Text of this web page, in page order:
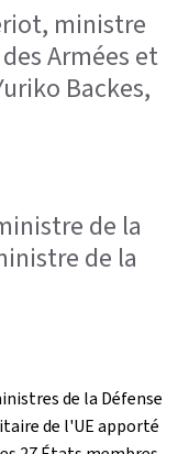
ministre
Armées et
Backes,
de la
de la
de la Défense
de l'UE apporté